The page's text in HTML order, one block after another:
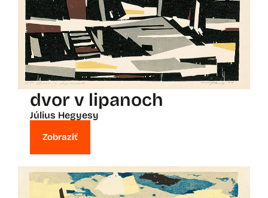
dvor v lipanoch
Július Hegyesy
Zobraziť